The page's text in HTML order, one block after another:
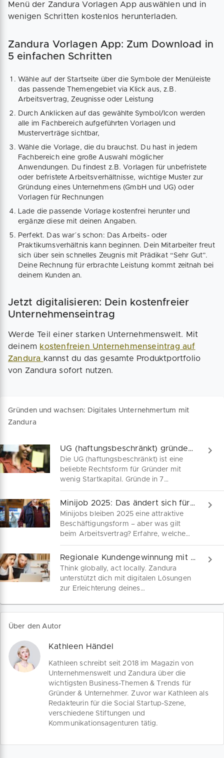
Menü der Zandura Vorlagen App auswählen und in
wenigen Schritten kostenlos herunterladen.
Zandura Vorlagen App: Zum Download in
5 einfachen Schritten
Wähle auf der Startseite über die Symbole der Menüleiste
das passende Themengebiet via Klick aus, z.B.
Arbeitsvertrag, Zeugnisse oder Leistung
Durch Anklicken auf das gewählte Symbol/Icon werden
alle im Fachbereich aufgeführten Vorlagen und
Musterverträge sichtbar,
Wähle die Vorlage, die du brauchst. Du hast in jedem
Fachbereich eine große Auswahl möglicher
Anwendungen. Du findest z.B. Vorlagen für unbefristete
oder befristete Arbeitsverhältnisse, wichtige Muster zur
Gründung eines Unternehmens (GmbH und UG) oder
Vorlagen für Rechnungen
Lade die passende Vorlage kostenfrei herunter und
ergänze diese mit deinen Angaben.
Perfekt. Das war´s schon: Das Arbeits- oder
Praktikumsverhältnis kann beginnen. Dein Mitarbeiter freut
sich über sein schnelles Zeugnis mit Prädikat “Sehr Gut”.
Deine Rechnung für erbrachte Leistung kommt zeitnah bei
deinem Kunden an.
Jetzt digitalisieren: Dein kostenfreier
Unternehmenseintrag
Werde Teil einer starken Unternehmenswelt. Mit
deinem kostenfreien Unternehmenseintrag auf
Zandura kannst du das gesamte Produktportfolio
von Zandura sofort nutzen.
Gründen und wachsen: Digitales Unternehmertum mit
Zandura
UG (haftungsbeschränkt) gründen: Checkliste
Die UG (haftungsbeschränkt) ist eine
beliebte Rechtsform für Gründer mit
wenig Startkapital. Gründe in 7
einfachen Schritten mit dieser
Checkliste. Bereits ab 1 Euro kannst du
die UG (haftungsbeschränkt) gründen.
Die kleine Schwester der GmbH firmiert
als Einpersonen- und
Minijob 2025: Das ändert sich für dich!
Minijobs bleiben 2025 eine attraktive
Beschäftigungsform – aber was gilt
beim Arbeitsvertrag? Erfahre, welche
neuen Verdienstgrenzen und
Mindestlöhne ab dem 1. Januar 2025
gelten, welche Kündigungsfristen du
beachten musst und welche Vorteile ein
Minijob für dich und deine Mitarbeiter
Regionale Kundengewinnung mit Zandura: Jetzt starten
Think globally, act locally. Zandura
unterstützt dich mit digitalen Lösungen
zur Erleichterung deines
Über den Autor
Kathleen Händel
Kathleen schreibt seit 2018 im Magazin von
Unternehmenswelt und Zandura über die
wichtigsten Business-Themen & Trends für
Gründer & Unternehmer. Zuvor war Kathleen als
Redakteurin für die Social Startup-Szene,
verschiedene Stiftungen und
Kommunikationsagenturen tätig.